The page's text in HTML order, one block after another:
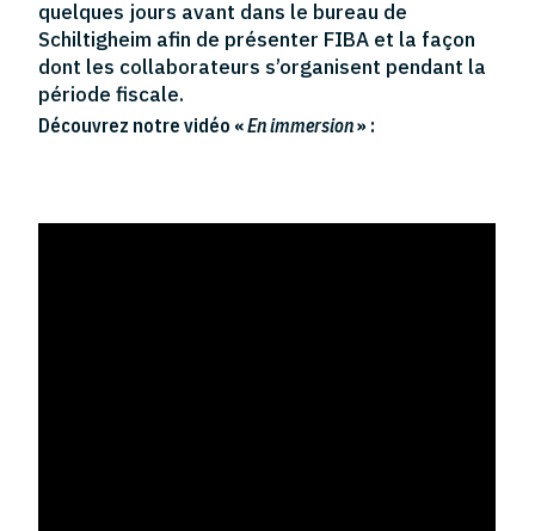
quelques jours avant dans le bureau de
Schiltigheim afin de présenter FIBA et la façon
dont les collaborateurs s’organisent pendant la
période fiscale.
Découvrez notre vidéo «En immersion» :